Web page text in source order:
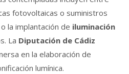
fotovoltaicas o suministros
la implantación de iluminación
La Diputación de Cádiz
en la elaboración de
lumínica.